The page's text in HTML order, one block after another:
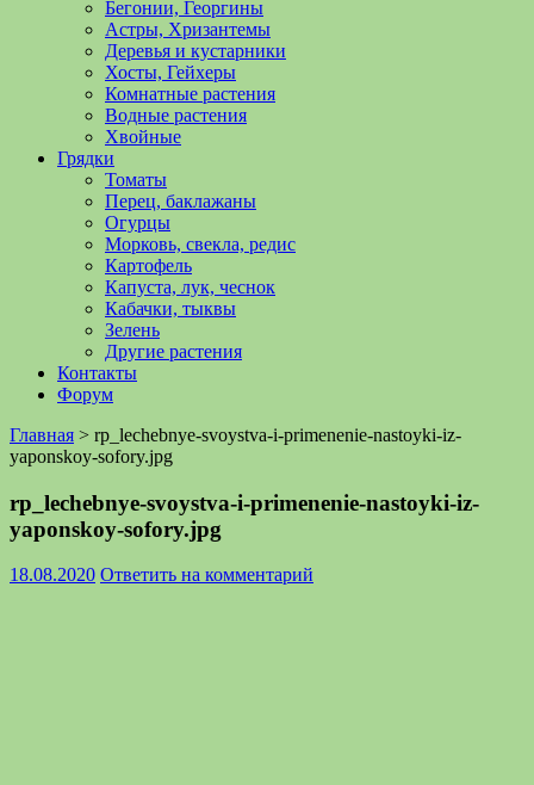
Бегонии, Георгины
Астры, Хризантемы
Деревья и кустарники
Хосты, Гейхеры
Комнатные растения
Водные растения
Хвойные
Грядки
Томаты
Перец, баклажаны
Огурцы
Морковь, свекла, редис
Картофель
Капуста, лук, чеснок
Кабачки, тыквы
Зелень
Другие растения
Контакты
Форум
Главная > rp_lechebnye-svoystva-i-primenenie-nastoyki-iz-
yaponskoy-sofory.jpg
rp_lechebnye-svoystva-i-primenenie-nastoyki-iz-
yaponskoy-sofory.jpg
18.08.2020 Ответить на комментарий